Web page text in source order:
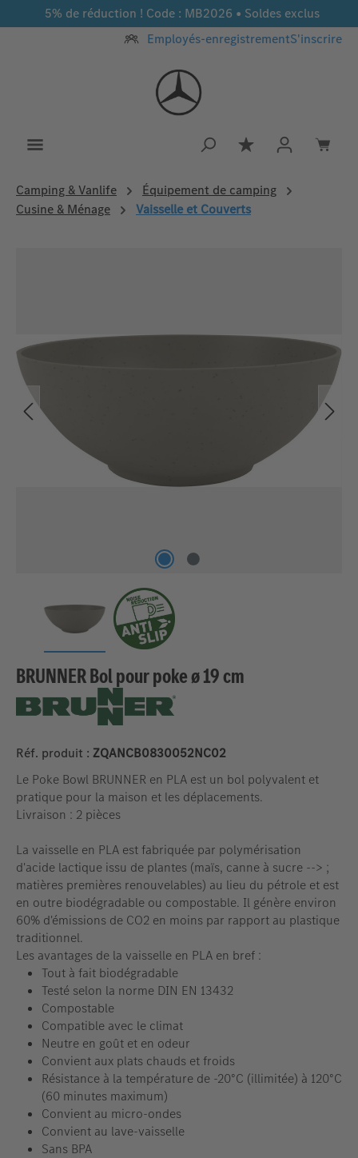
Passer au contenu principal
5% de réduction ! Code : MB2026 • Soldes exclus
Employés-enregistrementS'inscrire
Vous avez 0
Camping & Vanlife
Équipement de camping
Cusine & Ménage
Vaisselle et Couverts
BRUNNER Bol pour poke ø 19 cm
Réf. produit : ZQANCB0830052NC02
Le Poke Bowl BRUNNER en PLA est un bol polyvalent et
pratique pour la maison et les déplacements.
Livraison : 2 pièces
La vaisselle en PLA est fabriquée par polymérisation
d'acide lactique issu de plantes (maïs, canne à sucre --> ;
matières premières renouvelables) au lieu du pétrole et est
en outre biodégradable ou compostable. Il génère environ
60% d'émissions de CO2 en moins par rapport au plastique
traditionnel.
Les avantages de la vaisselle en PLA en bref :
Tout à fait biodégradable
Testé selon la norme DIN EN 13432
Compostable
Compatible avec le climat
Neutre en goût et en odeur
Convient aux plats chauds et froids
Résistance à la température de -20°C (illimitée) à 120°C
(60 minutes maximum)
Convient au micro-ondes
Convient au lave-vaisselle
Sans BPA